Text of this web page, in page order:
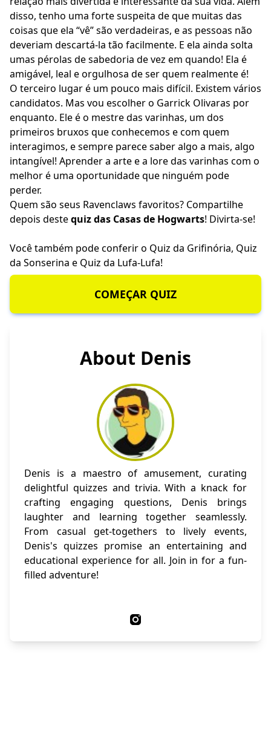
disso, tenho uma forte suspeita de que muitas das
coisas que ela “vê” são verdadeiras, e as pessoas não
deveriam descartá-la tão facilmente. E ela ainda solta
umas pérolas de sabedoria de vez em quando! Ela é
amigável, leal e orgulhosa de ser quem realmente é!
O terceiro lugar é um pouco mais difícil. Existem vários
candidatos. Mas vou escolher o Garrick Olivaras por
enquanto. Ele é o mestre das varinhas, um dos
primeiros bruxos que conhecemos e com quem
interagimos, e sempre parece saber algo a mais, algo
intangível! Aprender a arte e a lore das varinhas com o
melhor é uma oportunidade que ninguém pode
perder.
Quem são seus Ravenclaws favoritos? Compartilhe
depois destequiz das Casas de Hogwarts! Divirta-se!
Você também pode conferir o Quiz da Grifinória, Quiz
da Sonserina e Quiz da Lufa-Lufa!
COMEÇAR QUIZ
About Denis
Denis is a maestro of amusement, curating
delightful quizzes and trivia. With a knack for
crafting engaging questions, Denis brings
laughter and learning together seamlessly.
From casual get-togethers to lively events,
Denis's quizzes promise an entertaining and
educational experience for all. Join in for a fun-
filled adventure!